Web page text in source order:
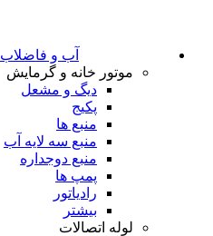
آب و فاضلاب
موتور خانه و گرمایش
دیگ و مشعل
پکیج
منبع ها
منبع سه لایه آب
منبع دوجداره
پمپ ها
رادیاتور
بیشتر
لوله اتصالات